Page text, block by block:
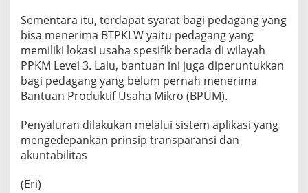
Sementara itu, terdapat syarat bagi pedagang yang
bisa menerima BTPKLW yaitu pedagang yang
memiliki lokasi usaha spesifik berada di wilayah
PPKM Level 3. Lalu, bantuan ini juga diperuntukkan
bagi pedagang yang belum pernah menerima
Bantuan Produktif Usaha Mikro (BPUM).
Penyaluran dilakukan melalui sistem aplikasi yang
mengedepankan prinsip transparansi dan
akuntabilitas
(Eri)